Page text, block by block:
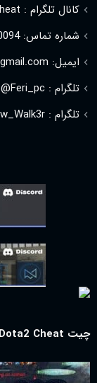
کانال تلگرام : CsgoBestCheat@
شماره تماس: 09186040094
ایمیل: mrcheat.official@gmail.com
تلگرام : Feri_pc@
تلگرام : Shad0w_Walk3r@
چیت Dota2 Cheat